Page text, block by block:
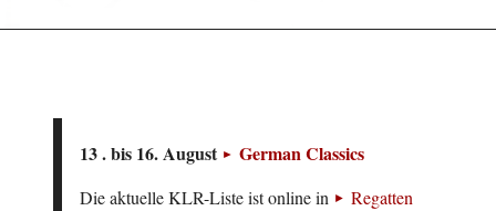
13 . bis 16. August German Classics
Die aktuelle KLR-Liste ist online in
Regatten